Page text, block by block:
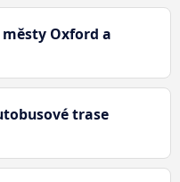
Oxford a
trase